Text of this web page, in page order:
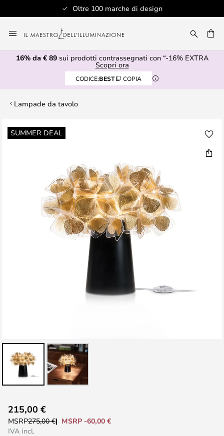
Oltre 100 marche di design
al
contenuto
16% da € 89sui prodotti contrassegnati con “-16% EXTRA
Scopri ora
CODICE:BEST COPIA
Lampade da tavolo
SUMMER DEAL
Vai
alla
all'inizio
della
215,00 €
MSRP275,00 €
MSRP -60,00 €
IVA incl.